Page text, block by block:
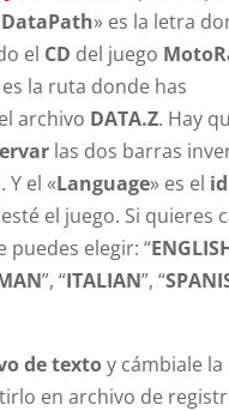
DataPath» es la letra
el CD del juego
es la ruta donde has
archivo DATA.Z. Hay
las dos barras
Y el «Language» es el
el juego. Si quieres
puedes elegir: “
”, “ITALIAN”, “
de textoy cámbiale
en archivo de